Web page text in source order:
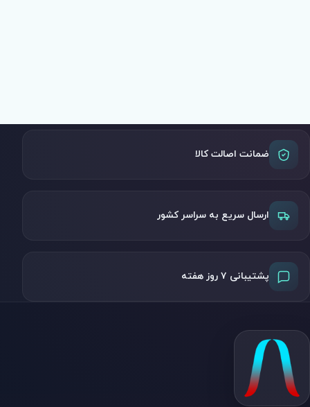
ضمانت اصالت کالا
ارسال سریع به سراسر کشور
پشتیبانی ۷ روز هفته